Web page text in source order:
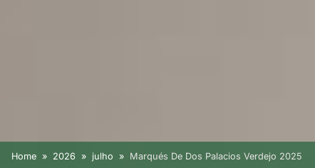
Home 2026 julho Marqués De Dos Palacios Verdejo 2025